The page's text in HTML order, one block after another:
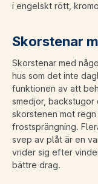
i engelskt rött,
Skorstenar
Skorstenar med
hus som det inte
funktionen av att
smedjor, backstugor
skorstenen mot
frostsprängning.
svep av plåt är en
vrider sig efter
bättre drag.